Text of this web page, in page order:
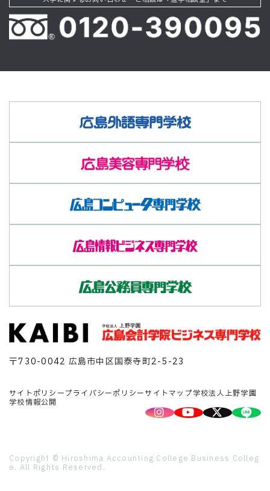
〒730-0042 広島市中区国泰寺町2-5-23
サイトポリシープライバシーポリシーサイトマップ学校法人上野学園
学校情報公開
Copyright © Hiroshima Accounting College Business Colleg
e. All Rights Reserved.